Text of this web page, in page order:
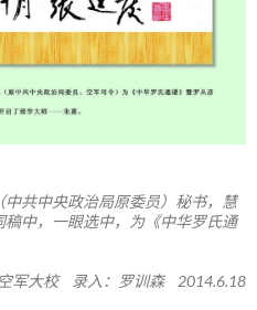
共中央政治局原委员）秘书，慧
中，一眼选中，为《中华罗氏通
军大校 录入：罗训森 2014.6.18